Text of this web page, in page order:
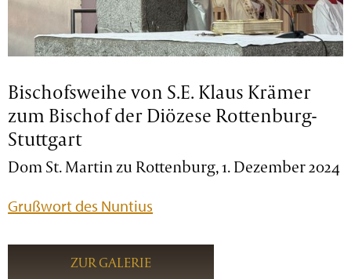
Bischofsweihe von S.E. Klaus Krämer
zum Bischof der Diözese Rottenburg-
Stuttgart
Dom St. Martin zu Rottenburg, 1. Dezember 2024
Grußwort des Nuntius
ZUR GALERIE